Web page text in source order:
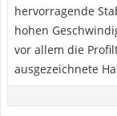
hervorragende
hohen
vor allem die
ausgezeichnete